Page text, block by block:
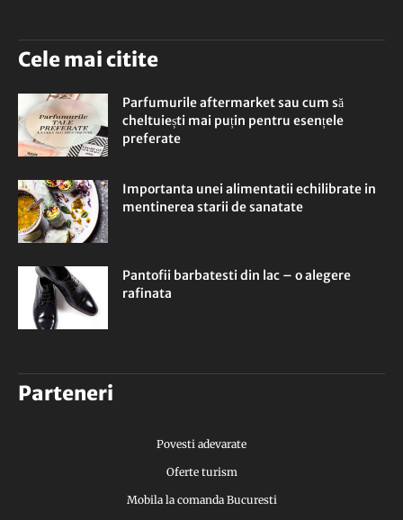
Cele mai citite
Parfumurile aftermarket sau cum să
cheltuiești mai puțin pentru esențele
preferate
Importanta unei alimentatii echilibrate in
mentinerea starii de sanatate
Pantofii barbatesti din lac – o alegere
rafinata
Parteneri
Povesti adevarate
Oferte turism
Mobila la comanda Bucuresti